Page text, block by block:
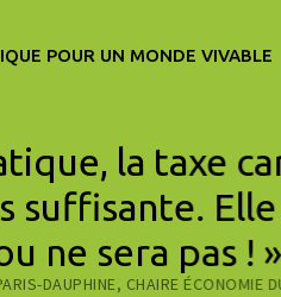
POUR UN MONDE VIVABLE
la taxe
suffisante.
ne sera pas !
DAUPHINE, CHAIRE ÉCONOMIE